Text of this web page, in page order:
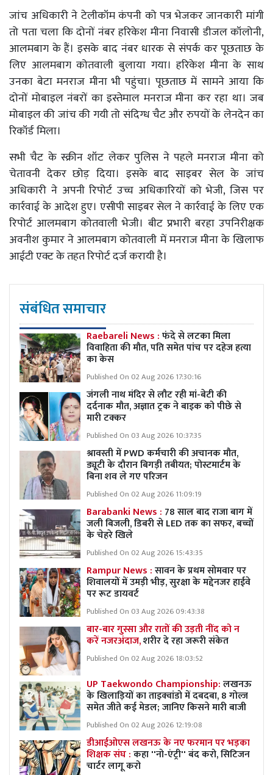
जांच अधिकारी ने टेलीकॉम कंपनी को पत्र भेजकर जानकारी मांगी
तो पता चला कि दोनों नंबर हरिकेश मीना निवासी डीजल कॉलोनी,
आलमबाग के हैं। इसके बाद नंबर धारक से संपर्क कर पूछताछ के
लिए आलमबाग कोतवाली बुलाया गया। हरिकेश मीना के साथ
उनका बेटा मनराज मीना भी पहुंचा। पूछताछ में सामने आया कि
दोनों मोबाइल नंबरों का इस्तेमाल मनराज मीना कर रहा था। जब
मोबाइल की जांच की गयी तो संदिग्ध चैट और रुपयों के लेनदेन का
रिकॉर्ड मिला।
सभी चैट के स्क्रीन शॉट लेकर पुलिस ने पहले मनराज मीना को
चेतावनी देकर छोड़ दिया। इसके बाद साइबर सेल के जांच
अधिकारी ने अपनी रिपोर्ट उच्च अधिकारियों को भेजी, जिस पर
कार्रवाई के आदेश हुए। एसीपी साइबर सेल ने कार्रवाई के लिए एक
रिपोर्ट आलमबाग कोतवाली भेजी। बीट प्रभारी बरहा उपनिरीक्षक
अवनीश कुमार ने आलमबाग कोतवाली में मनराज मीना के खिलाफ
आईटी एक्ट के तहत रिपोर्ट दर्ज करायी है।
संबंधित समाचार
Raebareli News :फंदे से लटका मिला
विवाहिता की मौत, पति समेत पांच पर दहेज हत्या
का केस
Published On 02 Aug 2026 17:30:16
जंगली नाथ मंदिर से लौट रही मां-बेटी की
दर्दनाक मौत, अज्ञात ट्रक ने बाइक को पीछे से
मारी टक्कर
Published On 03 Aug 2026 10:37:35
श्रावस्ती में PWD कर्मचारी की अचानक मौत,
ड्यूटी के दौरान बिगड़ी तबीयत; पोस्टमार्टम के
बिना शव ले गए परिजन
Published On 02 Aug 2026 11:09:19
Barabanki News : 78 साल बाद राजा बाग में
जली बिजली, डिबरी से LED तक का सफर, बच्चों
के चेहरे खिले
Published On 02 Aug 2026 15:43:35
Rampur News :सावन के प्रथम सोमवार पर
शिवालयों में उमड़ी भीड़, सुरक्षा के मद्देनजर हाईवे
पर रूट डायवर्ट
Published On 03 Aug 2026 09:43:38
बार-बार गुस्सा और रातों की उड़ती नींद को न
करें नजरअंदाज,शरीर दे रहा जरूरी संकेत
Published On 02 Aug 2026 18:03:52
UP Taekwondo Championship:लखनऊ
के खिलाड़ियों का ताइक्वांडो में दबदबा, 8 गोल्ज
समेत जीते कई मेडल; जानिए किसने मारी बाजी
Published On 02 Aug 2026 12:19:08
डीआईओएस लखनऊ के नए फरमान पर भड़का
शिक्षक संघ :कहा ''नो-एंट्री'' बंद करो, सिटिजन
चार्टर लागू करो